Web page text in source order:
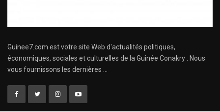
Guinee7.com est votre site Web d'actualités politiques,
économiques, sociales et culturelles de la Guinée Conakry . Nous
vous fournissons les dernières ...